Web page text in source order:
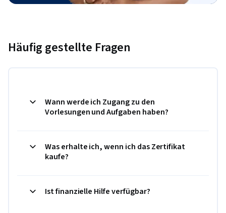
Häufig gestellte Fragen
Wann werde ich Zugang zu den
Vorlesungen und Aufgaben haben?
Was erhalte ich, wenn ich das Zertifikat
kaufe?
Ist finanzielle Hilfe verfügbar?